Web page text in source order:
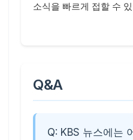
소식을 빠르게 접할 수
Q&A
Q: KBS 뉴스에는